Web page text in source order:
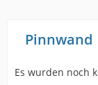
Pinnwand
Es wurden noch